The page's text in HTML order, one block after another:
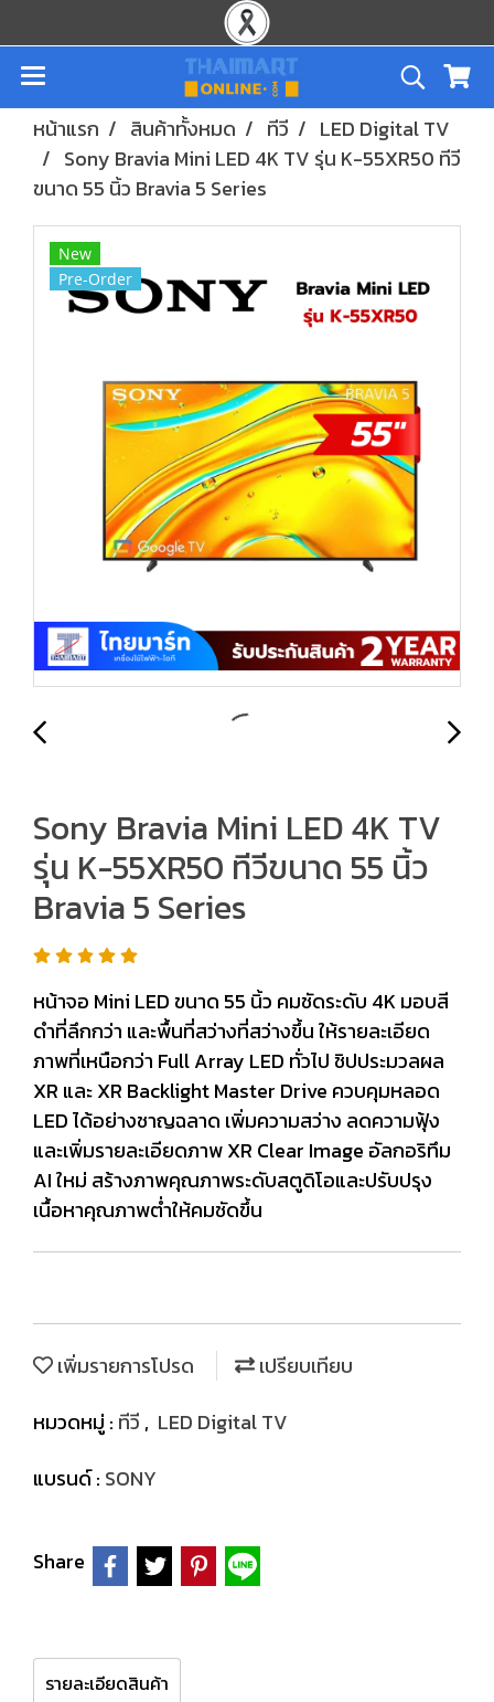
หน้าแรก สินค้าทั้งหมด ทีวี
LED Digital TV
Sony Bravia Mini LED 4K TV รุ่น K-55XR50 ทีวี
ขนาด 55 นิ้ว Bravia 5 Series
New
Pre-Order
Sony Bravia Mini LED 4K TV
รุ่น K-55XR50 ทีวีขนาด 55 นิ้ว
Bravia 5 Series
หน้าจอ Mini LED ขนาด 55 นิ้ว คมชัดระดับ 4K มอบสี
ดำที่ลึกกว่า และพื้นที่สว่างที่สว่างขึ้น ให้รายละเอียด
ภาพที่เหนือกว่า Full Array LED ทั่วไป ชิปประมวลผล
XR และ XR Backlight Master Drive ควบคุมหลอด
LED ได้อย่างชาญฉลาด เพิ่มความสว่าง ลดความฟุ้ง
และเพิ่มรายละเอียดภาพ XR Clear Image อัลกอริทึม
AI ใหม่ สร้างภาพคุณภาพระดับสตูดิโอและปรับปรุง
เนื้อหาคุณภาพต่ำให้คมชัดขึ้น
เพิ่มรายการโปรด
เปรียบเทียบ
หมวดหมู่ : ทีวี , LED Digital TV
แบรนด์ : SONY
Share
รายละเอียดสินค้า